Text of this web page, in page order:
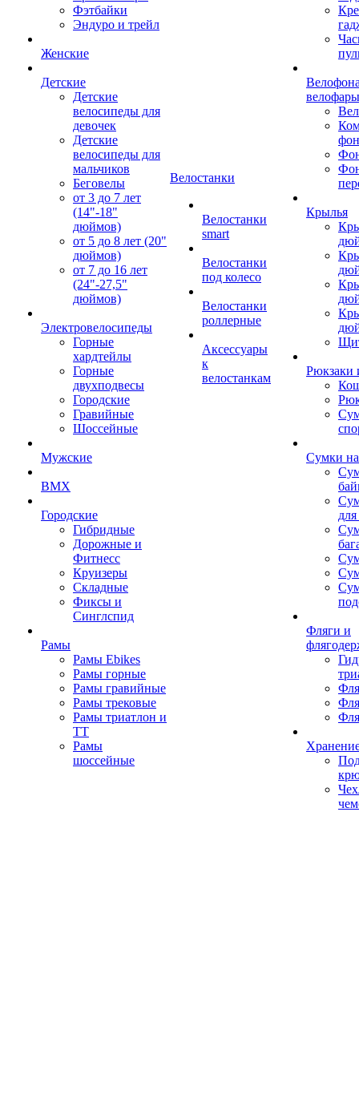
Фэтбайки
Эндуро и трейл
Женские
Детские
Детские
велосипеды для
девочек
Детские
велосипеды для
мальчиков
Беговелы
от 3 до 7 лет
(14"-18"
дюймов)
от 5 до 8 лет (20"
дюймов)
от 7 до 16 лет
(24"-27,5"
дюймов)
Электровелосипеды
Горные
хардтейлы
Горные
двухподвесы
Городские
Гравийные
Шоссейные
Мужские
BMX
Городские
Гибридные
Дорожные и
Фитнесс
Круизеры
Складные
Фиксы и
Синглспид
Рамы
Рамы Ebikes
Рамы горные
Рамы гравийные
Рамы трековые
Рамы триатлон и
ТТ
Рамы
шоссейные
Велостанки
Велостанки
smart
Велостанки
под колесо
Велостанки
роллерные
Аксессуары
к
велостанкам
велофары
Крылья
Рюкзаки
Сумки
Фляги и